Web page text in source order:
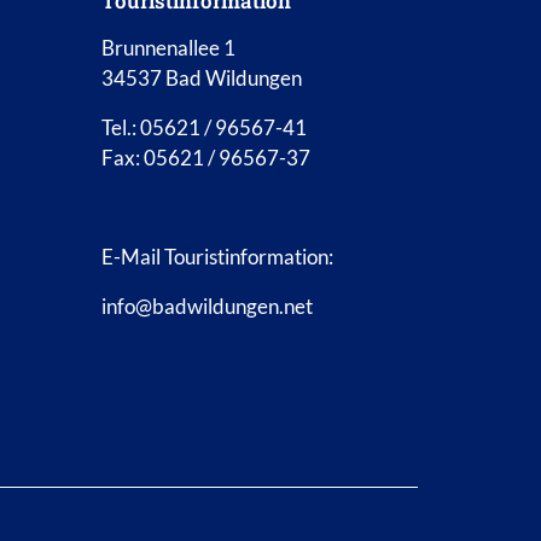
Brunnenallee 1
34537 Bad Wildungen
Tel.: 05621 / 96567-41
Fax: 05621 / 96567-37
E-Mail Touristinformation:
info@badwildungen.net